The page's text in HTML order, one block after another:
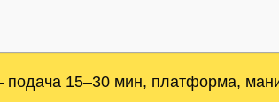
подача 15–30 мин, платформа,